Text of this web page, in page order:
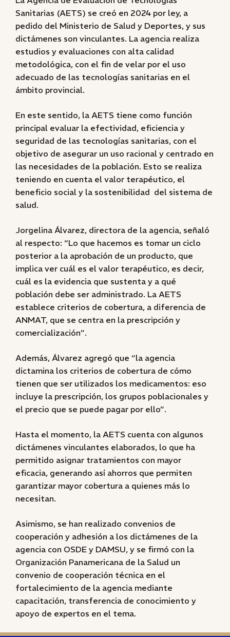
Sanitarias (AETS) se creó en 2024 por ley, a
pedido del Ministerio de Salud y Deportes, y sus
dictámenes son vinculantes. La agencia realiza
estudios y evaluaciones con alta calidad
metodológica, con el fin de velar por el uso
adecuado de las tecnologías sanitarias en el
ámbito provincial.
En este sentido, la AETS tiene como función
principal evaluar la efectividad, eficiencia y
seguridad de las tecnologías sanitarias, con el
objetivo de asegurar un uso racional y centrado en
las necesidades de la población. Esto se realiza
teniendo en cuenta el valor terapéutico, el
beneficio social y la sostenibilidad del sistema de
salud.
Jorgelina Álvarez, directora de la agencia, señaló
al respecto: “Lo que hacemos es tomar un ciclo
posterior a la aprobación de un producto, que
implica ver cuál es el valor terapéutico, es decir,
cuál es la evidencia que sustenta y a qué
población debe ser administrado. La AETS
establece criterios de cobertura, a diferencia de
ANMAT, que se centra en la prescripción y
comercialización”.
Además, Álvarez agregó que “la agencia
dictamina los criterios de cobertura de cómo
tienen que ser utilizados los medicamentos: eso
incluye la prescripción, los grupos poblacionales y
el precio que se puede pagar por ello”.
Hasta el momento, la AETS cuenta con algunos
dictámenes vinculantes elaborados, lo que ha
permitido asignar tratamientos con mayor
eficacia, generando así ahorros que permiten
garantizar mayor cobertura a quienes más lo
necesitan.
Asimismo, se han realizado convenios de
cooperación y adhesión a los dictámenes de la
agencia con OSDE y DAMSU, y se firmó con la
Organización Panamericana de la Salud un
convenio de cooperación técnica en el
fortalecimiento de la agencia mediante
capacitación, transferencia de conocimiento y
apoyo de expertos en el tema.